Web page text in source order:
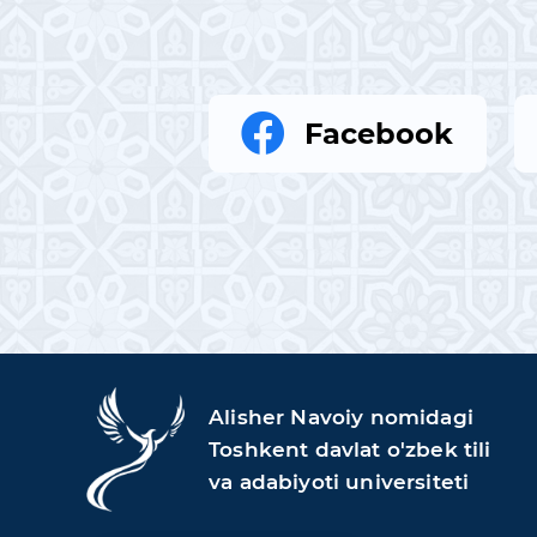
Facebook
Alisher Navoiy nomidagi
Toshkent davlat o'zbek tili
va adabiyoti universiteti